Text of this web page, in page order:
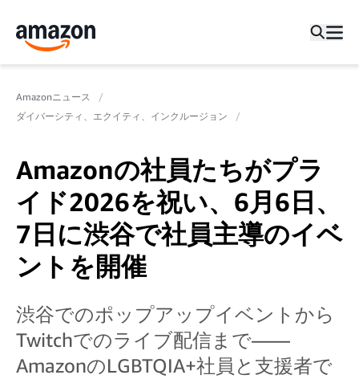
Amazonニュース
ダイバーシティ、エクイティ、インクルージョン
Amazonの社員たちがプラ
イド2026を祝い、6月6日、
7日に渋谷で社員主導のイベ
ントを開催
渋谷でのポップアップイベントから
Twitchでのライブ配信まで——
AmazonのLGBTQIA+社員と支援者で